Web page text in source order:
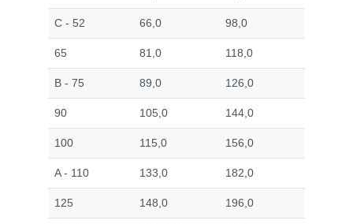
C - 52 66,0 98,0
65 81,0 118,0
B - 75 89,0 126,0
90 105,0 144,0
100 115,0 156,0
A - 110 133,0 182,0
125 148,0 196,0